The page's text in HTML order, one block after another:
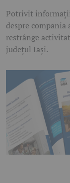
Potrivit
despre compania
restrânge
județul Iași.